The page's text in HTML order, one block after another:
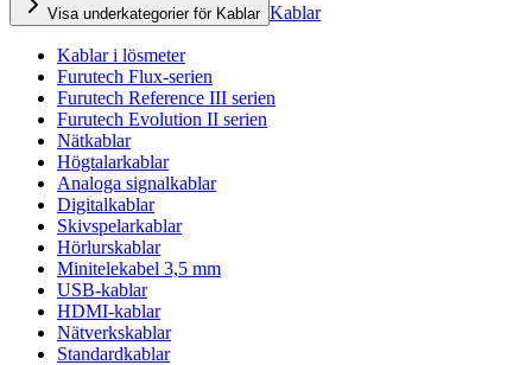
Visa underkategorier för Kablar Kablar
Kablar i lösmeter
Furutech Flux-serien
Furutech Reference III serien
Furutech Evolution II serien
Nätkablar
Högtalarkablar
Analoga signalkablar
Digitalkablar
Skivspelarkablar
Hörlurskablar
Minitelekabel 3,5 mm
USB-kablar
HDMI-kablar
Nätverkskablar
Standardkablar